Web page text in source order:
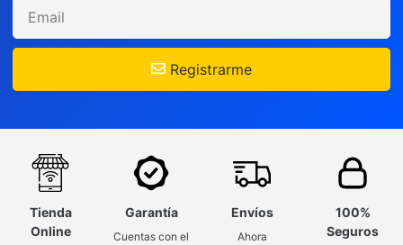
Registrarme
Tienda
Online
Garantía
Cuentas con el
Envíos
Ahora
100%
Seguros